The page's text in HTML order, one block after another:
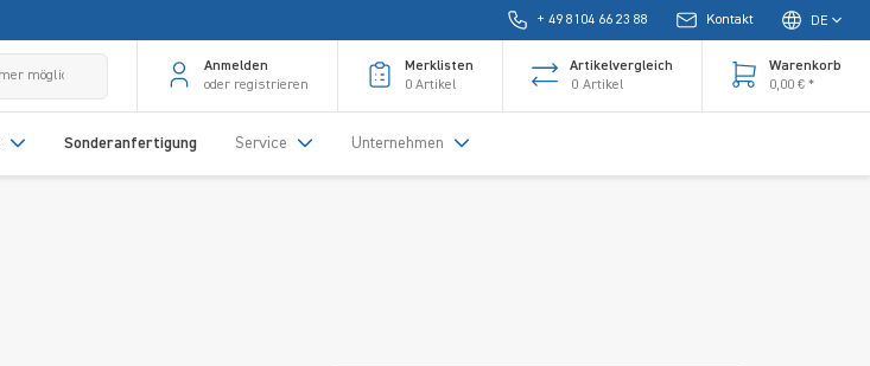
+ 49 8104 66 23 88 Kontakt DE
Anmelden
oder registrieren
Merklisten
0 Artikel
Artikelvergleich
0 Artikel
Warenkorb
0,00 € *
Sonderanfertigung Service Unternehmen